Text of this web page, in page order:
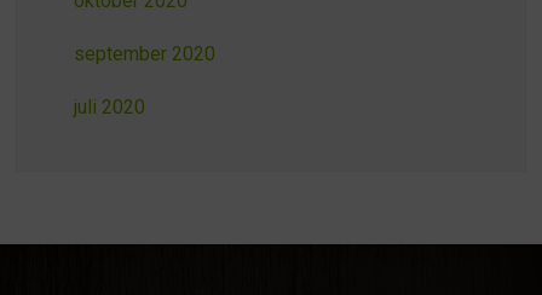
september 2020
juli 2020